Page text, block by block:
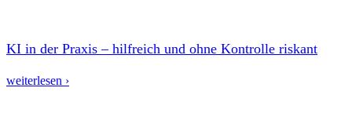
KI in der Praxis – hilfreich und ohne Kontrolle riskant
weiterlesen ›